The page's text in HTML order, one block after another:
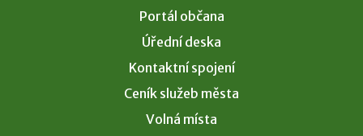
Portál občana
Úřední deska
Kontaktní spojení
Ceník služeb města
Volná místa